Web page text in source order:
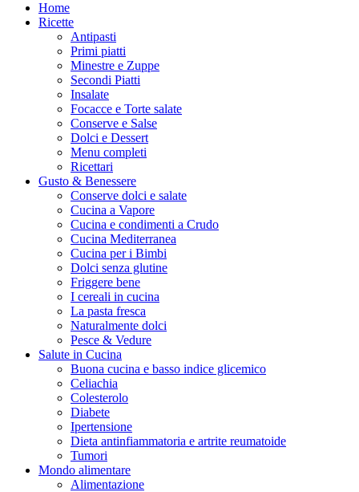
Home
Ricette
Antipasti
Primi piatti
Minestre e Zuppe
Secondi Piatti
Insalate
Focacce e Torte salate
Conserve e Salse
Dolci e Dessert
Menu completi
Ricettari
Gusto & Benessere
Conserve dolci e salate
Cucina a Vapore
Cucina e condimenti a Crudo
Cucina Mediterranea
Cucina per i Bimbi
Dolci senza glutine
Friggere bene
I cereali in cucina
La pasta fresca
Naturalmente dolci
Pesce & Vedure
Salute in Cucina
Buona cucina e basso indice glicemico
Celiachia
Colesterolo
Diabete
Ipertensione
Dieta antinfiammatoria e artrite reumatoide
Tumori
Mondo alimentare
Alimentazione